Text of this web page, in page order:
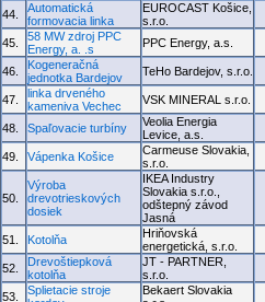
44.
Automatická
formovacia linka
EUROCAST Košice,
s.r.o.
45.
58 MW zdroj PPC
Energy, a. .s
PPC Energy, a.s.
46.
Kogeneračná
jednotka Bardejov
TeHo Bardejov, s.r.o.
47.
linka drveného
kameniva Vechec
VSK MINERAL s.r.o.
48. Spaľovacie turbíny
Veolia Energia
Levice, a.s.
49. Vápenka Košice
Carmeuse Slovakia,
s.r.o.
50.
Výroba
drevotrieskových
dosiek
IKEA Industry
Slovakia s.r.o.,
odštepný závod
Jasná
51. Kotolňa
Hriňovská
energetická, s.r.o.
52.
Drevoštiepková
kotolňa
JT - PARTNER,
s.r.o.
53.
Splietacie stroje
Bekaert Slovakia